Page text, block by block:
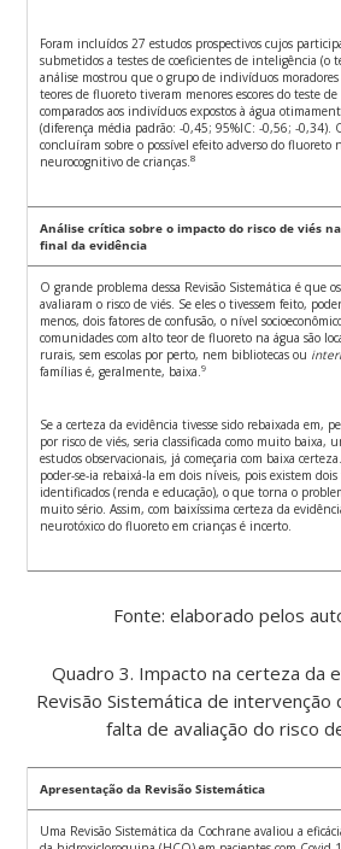
Foram incluídos 27 estudos prospectivos cujos
submetidos a testes de coeficientes de inteligência (o
análise mostrou que o grupo de indivíduos moradores
teores de fluoreto tiveram menores escores do teste
comparados aos indivíduos expostos à água
(diferença média padrão: -0,45; 95%IC: -0,56; -0,34).
concluíram sobre o possível efeito adverso do fluoreto
neurocognitivo de crianças.8
Análise crítica sobre o impacto do risco de viés
final da evidência
O grande problema dessa Revisão Sistemática é que
avaliaram o risco de viés. Se eles o tivessem feito,
menos, dois fatores de confusão, o nível
comunidades com alto teor de fluoreto na água são
rurais, sem escolas por perto, nem bibliotecas ou
famílias é, geralmente, baixa.9
Se a certeza da evidência tivesse sido rebaixada em,
por risco de viés, seria classificada como muito baixa,
estudos observacionais, já começaria com baixa
poder-se-ia rebaixá-la em dois níveis, pois existem
identificados (renda e educação), o que torna o
muito sério. Assim, com baixíssima certeza da
neurotóxico do fluoreto em crianças é incerto.
Fonte: elaborado pelos
Quadro 3. Impacto na certeza da
Revisão Sistemática de intervenção
falta de avaliação do risco
Apresentação da Revisão Sistemática
Uma Revisão Sistemática da Cochrane avaliou a